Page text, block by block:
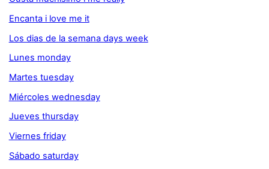
Encanta i love me it
Los dias de la semana days week
Lunes monday
Martes tuesday
Miércoles wednesday
Jueves thursday
Viernes friday
Sábado saturday